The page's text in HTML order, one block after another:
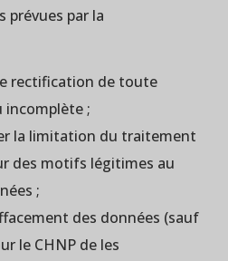
prévues par la
rectification de toute
incomplète ;
la limitation du traitement
des motifs légitimes au
;
des données (sauf
le CHNP de les